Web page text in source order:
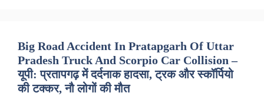
Big Road Accident In Pratapgarh Of Uttar
Pradesh Truck And Scorpio Car Collision –
यूपी: प्रतापगढ़ में दर्दनाक हादसा, ट्रक और स्कॉर्पियो
की टक्कर, नौ लोगों की मौत